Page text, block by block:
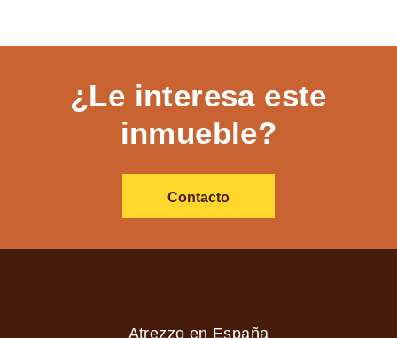
¿Le interesa este
inmueble?
Contacto
Atrezzo en España